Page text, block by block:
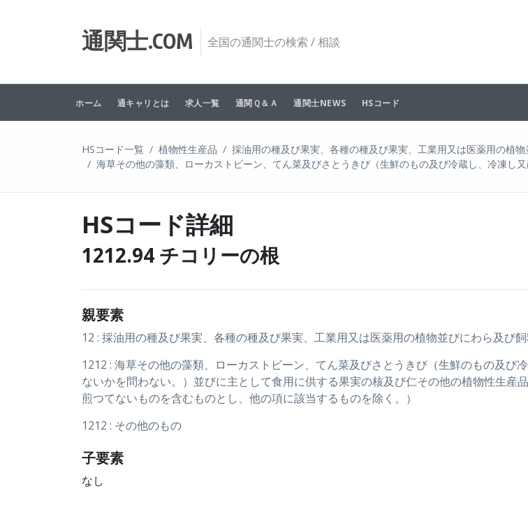
通関士.COM 全国の通関士の検索 / 相談
ホーム 通キャリとは 求人一覧 通関Ｑ＆Ａ 通関士NEWS HSコード
HSコード一覧 植物性生産品
採油用の種及び果実、各種の種及び果実、工業用又は医薬用の植
海草その他の藻類、ローカストビーン、てん菜及びさとうきび（生鮮のもの及び冷蔵し、冷凍し
HSコード詳細
1212.94 チコリーの根
親要素
12 : 採油用の種及び果実、各種の種及び果実、工業用又は医薬用の植物並びにわら及び
1212 : 海草その他の藻類、ローカストビーン、てん菜及びさとうきび（生鮮のもの及
ないかを問わない。）並びに主として食用に供する果実の核及び仁その他の植物性生
煎つてないものを含むものとし、他の項に該当するものを除く。）
1212 : その他のもの
子要素
なし